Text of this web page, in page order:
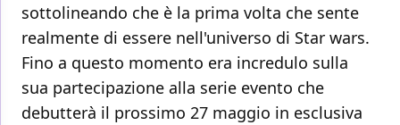
sottolineando che è la prima volta che sente
realmente di essere nell'universo di Star wars.
Fino a questo momento era incredulo sulla
sua partecipazione alla serie evento che
debutterà il prossimo 27 maggio in esclusiva